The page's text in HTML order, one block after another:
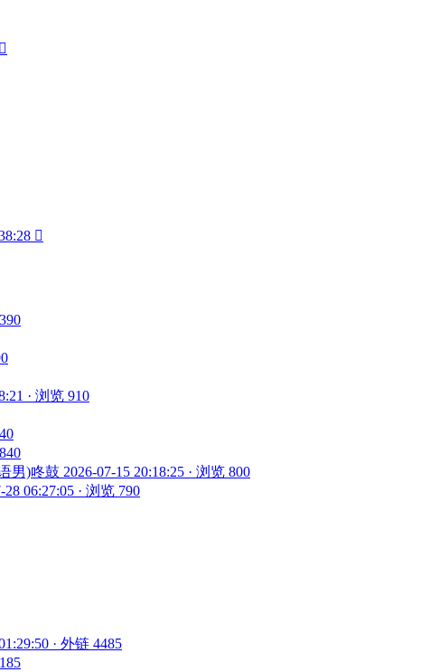


· 浏览 910
男)咚鼓 2026-07-15 20:18:25 · 浏览 800
28 06:27:05 · 浏览 790
· 外链 4485